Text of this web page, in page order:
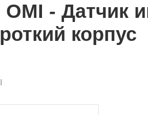
OMI - Датчик
корпус